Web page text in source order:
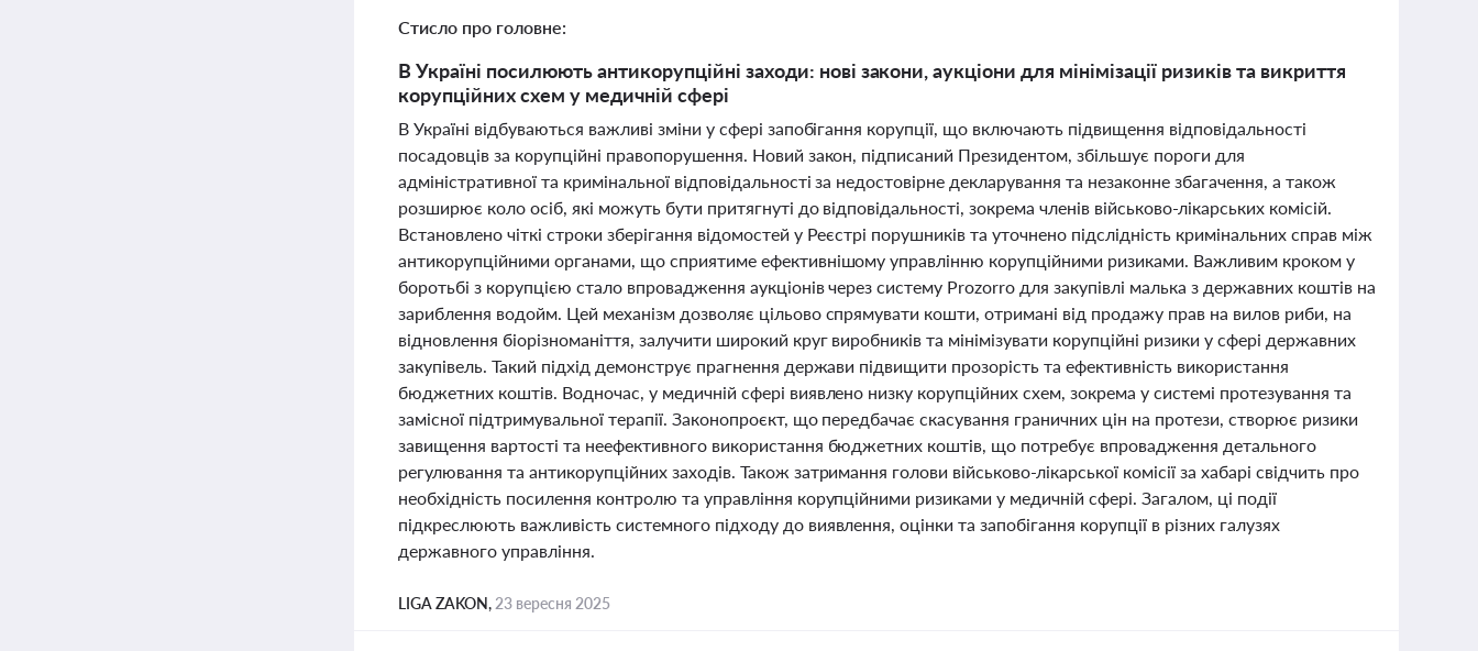
Стисло про головне:
В Україні посилюють антикорупційні заходи: нові закони, аукціони для мінімізації ризиків та викриття
корупційних схем у медичній сфері
В Україні відбуваються важливі зміни у сфері запобігання корупції, що включають підвищення відповідальності
посадовців за корупційні правопорушення. Новий закон, підписаний Президентом, збільшує пороги для
адміністративної та кримінальної відповідальності за недостовірне декларування та незаконне збагачення, а також
розширює коло осіб, які можуть бути притягнуті до відповідальності, зокрема членів військово-лікарських комісій.
Встановлено чіткі строки зберігання відомостей у Реєстрі порушників та уточнено підслідність кримінальних справ між
антикорупційними органами, що сприятиме ефективнішому управлінню корупційними ризиками. Важливим кроком у
боротьбі з корупцією стало впровадження аукціонів через систему Prozorro для закупівлі малька з державних коштів на
зариблення водойм. Цей механізм дозволяє цільово спрямувати кошти, отримані від продажу прав на вилов риби, на
відновлення біорізноманіття, залучити широкий круг виробників та мінімізувати корупційні ризики у сфері державних
закупівель. Такий підхід демонструє прагнення держави підвищити прозорість та ефективність використання
бюджетних коштів. Водночас, у медичній сфері виявлено низку корупційних схем, зокрема у системі протезування та
замісної підтримувальної терапії. Законопроєкт, що передбачає скасування граничних цін на протези, створює ризики
завищення вартості та неефективного використання бюджетних коштів, що потребує впровадження детального
регулювання та антикорупційних заходів. Також затримання голови військово-лікарської комісії за хабарі свідчить про
необхідність посилення контролю та управління корупційними ризиками у медичній сфері. Загалом, ці події
підкреслюють важливість системного підходу до виявлення, оцінки та запобігання корупції в різних галузях
державного управління.
LIGA ZAKON, 23 вересня 2025